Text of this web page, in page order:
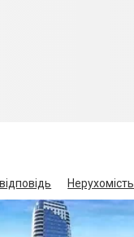
Нерухомість